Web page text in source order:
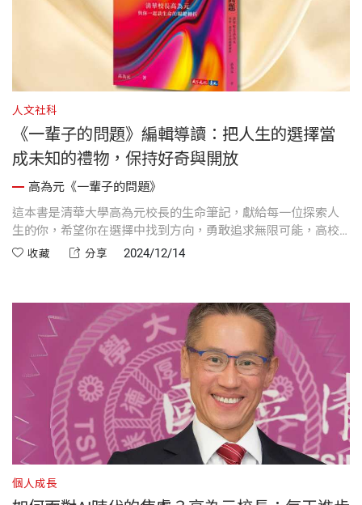
人文社科
《一輩子的問題》編輯導讀：把人生的選擇當
成未知的禮物，保持好奇與開放
高為元《一輩子的問題》
這本書是清華大學高為元校長的生命筆記，獻給每一位探索人
生的你，希望你在選擇中找到方向，勇敢追求無限可能，高校
長也叮嚀，期待沒有問題的人生，才是人生最大的問題。
收藏 分享 2024/12/14
個人成長